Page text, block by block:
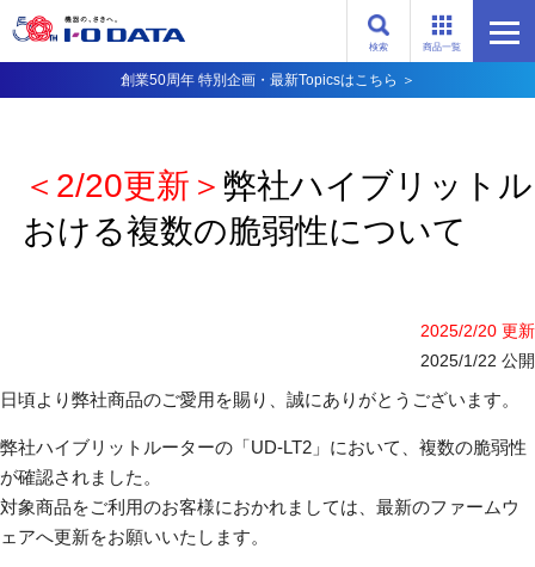
商品一覧
検索
創業50周年 特別企画・最新Topicsはこちら ＞
＜2/20更新＞ 弊社ハイブリット
おける複数の脆弱性について
2025/2/20 更新
2025/1/22 公開
日頃より弊社商品のご愛用を賜り、誠にありがとうございます。
弊社ハイブリットルーターの「UD-LT2」において、複数の脆弱性
が確認されました。
対象商品をご利用のお客様におかれましては、最新のファームウ
ェアへ更新をお願いいたします。